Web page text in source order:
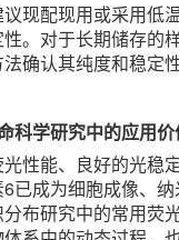
现配现用或采用低
。对于长期储存的
确认其纯度和稳定
科学研究中的应用价
性能、良好的光稳
已成为细胞成像、
布研究中的常用荧